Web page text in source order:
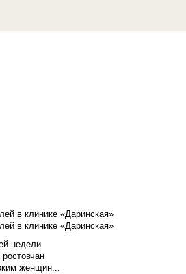
в клинике «Даринская»
в клинике «Даринская»
недели
женщин...